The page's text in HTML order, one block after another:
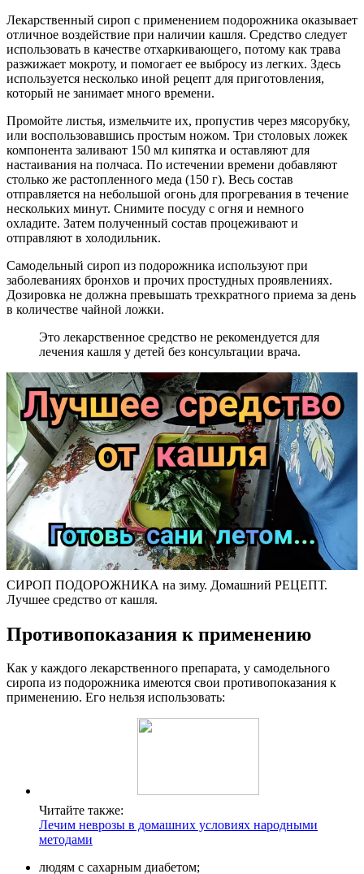
Лекарственный сироп с применением подорожника оказывает
отличное воздействие при наличии кашля. Средство следует
использовать в качестве отхаркивающего, потому как трава
разжижает мокроту, и помогает ее выбросу из легких. Здесь
используется несколько иной рецепт для приготовления,
который не занимает много времени.
Промойте листья, измельчите их, пропустив через мясорубку,
или воспользовавшись простым ножом. Три столовых ложек
компонента заливают 150 мл кипятка и оставляют для
настаивания на полчаса. По истечении времени добавляют
столько же растопленного меда (150 г). Весь состав
отправляется на небольшой огонь для прогревания в течение
нескольких минут. Снимите посуду с огня и немного
охладите. Затем полученный состав процеживают и
отправляют в холодильник.
Самодельный сироп из подорожника используют при
заболеваниях бронхов и прочих простудных проявлениях.
Дозировка не должна превышать трехкратного приема за день
в количестве чайной ложки.
Это лекарственное средство не рекомендуется для
лечения кашля у детей без консультации врача.
СИРОП ПОДОРОЖНИКА на зиму. Домашний РЕЦЕПТ.
Лучшее средство от кашля.
Противопоказания к применению
Как у каждого лекарственного препарата, у самодельного
сиропа из подорожника имеются свои противопоказания к
применению. Его нельзя использовать:
Читайте также:
Лечим неврозы в домашних условиях народными
методами
людям с сахарным диабетом;